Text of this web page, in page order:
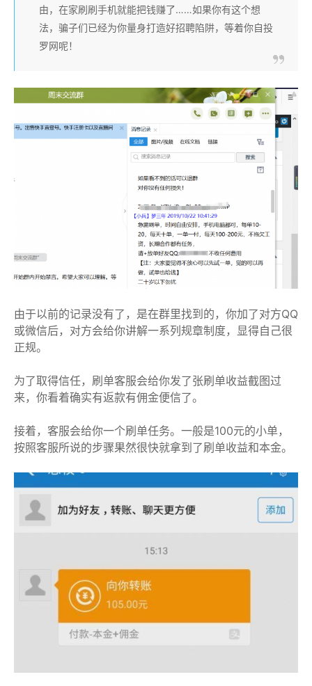
由，在家刷刷手机就能把钱赚了……如果你有这个想
法，骗子们已经为你量身打造好招聘陷阱，等着你自投
罗网呢！
由于以前的记录没有了，是在群里找到的，你加了对方QQ
或微信后，对方会给你讲解一系列规章制度，显得自己很
正规。
为了取得信任，刷单客服会给你发了张刷单收益截图过
来，你看着确实有返款有佣金便信了。
接着，客服会给你一个刷单任务。一般是100元的小单，
按照客服所说的步骤果然很快就拿到了刷单收益和本金。